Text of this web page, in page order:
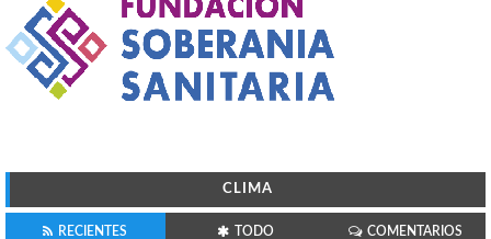
CLIMA
RECIENTES TODO COMENTARIOS